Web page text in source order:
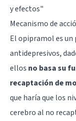
y efectos"
Mecanismo de
El opipramol es un
antidepresivos,
ellos no basa su
recaptación de
que haría que los
cerebro al no